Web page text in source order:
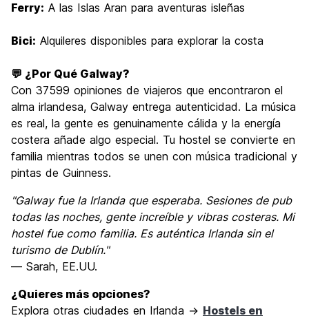
Ferry: A las Islas Aran para aventuras isleñas
Bici: Alquileres disponibles para explorar la costa
💬 ¿Por Qué Galway?
Con 37599 opiniones de viajeros que encontraron el
alma irlandesa, Galway entrega autenticidad. La música
es real, la gente es genuinamente cálida y la energía
costera añade algo especial. Tu hostel se convierte en
familia mientras todos se unen con música tradicional y
pintas de Guinness.
"Galway fue la Irlanda que esperaba. Sesiones de pub
todas las noches, gente increíble y vibras costeras. Mi
hostel fue como familia. Es auténtica Irlanda sin el
turismo de Dublín."
— Sarah, EE.UU.
¿Quieres más opciones?
Explora otras ciudades en Irlanda → Hostels en